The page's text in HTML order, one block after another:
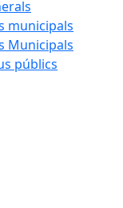
municipals
Municipals
públics